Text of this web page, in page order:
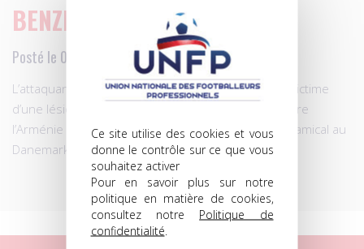
Ce site utilise des cookies et vous
donne le contrôle sur ce que vous
souhaitez activer
Pour en savoir plus sur notre
politique en matière de cookies,
consultez notre Politique de
confidentialité
BENZEMA OUT!
Posté le 09.10.2015 à 13h54
L’attaquant de l’équipe de France Karim Benzema, victime
d’une lésion aux ischio-jambiers gauches jeudi contre
l’Arménie (4-0), est forfait pour le deuxième match amical au
Danemark dimanche.